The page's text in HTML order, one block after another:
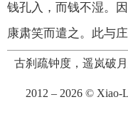
钱孔入，而钱不湿。
康肃笑而遣之。此与
古刹疏钟度，遥岚破月
2012 – 2026 © Xiao-